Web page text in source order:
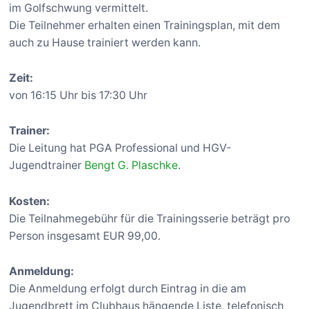
im Golfschwung vermittelt.
Die Teilnehmer erhalten einen Trainingsplan, mit dem
auch zu Hause trainiert werden kann.
Zeit:
von 16:15 Uhr bis 17:30 Uhr
Trainer:
Die Leitung hat PGA Professional und HGV-
Jugendtrainer Bengt G. Plaschke.
Kosten:
Die Teilnahmegebühr für die Trainingsserie beträgt pro
Person insgesamt EUR 99,00.
Anmeldung:
Die Anmeldung erfolgt durch Eintrag in die am
Jugendbrett im Clubhaus hängende Liste, telefonisch